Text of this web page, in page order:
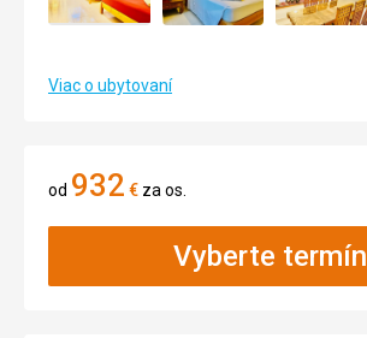
Viac o ubytovaní
od 932 € za os.
Vyberte termín